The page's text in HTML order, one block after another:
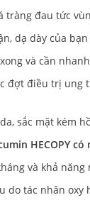
tràng đau tức
dạ dày của
và cần
đợt điều trị ung
sắc mặt kém
HECOPY
và khả
do tác nhân oxy